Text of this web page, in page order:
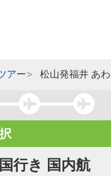
アー 松山発福井 あ
行き 国内航